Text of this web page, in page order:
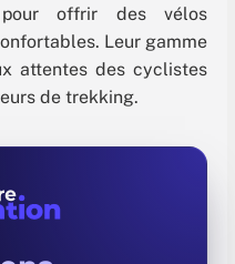
offrir des vélos
Leur gamme
attentes des cyclistes
de trekking.